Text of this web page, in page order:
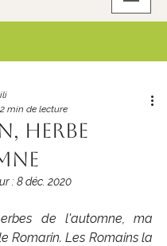
herbe
2 min de lecture
:8 déc. 2020
de l'automne, ma
Romarin. Les Romains la